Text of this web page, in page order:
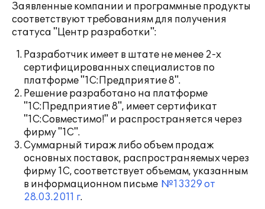
Заявленные компании и программные продукты
соответствуют требованиям для получения
статуса "Центр разработки":
Разработчик имеет в штате не менее 2-х
сертифицированных специалистов по
платформе "1С:Предприятие 8".
Решение разработано на платформе
"1С:Предприятие 8", имеет сертификат
"1С:Совместимо!" и распространяется через
фирму "1С".
Суммарный тираж либо объем продаж
основных поставок, распространяемых через
фирму 1С, соответствует объемам, указанным
в информационном письме №13329 от
28.03.2011 г.